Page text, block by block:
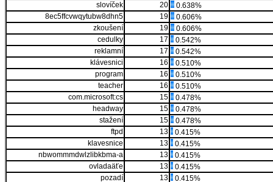
slovíček
20
0.638%
8ec5ffcvwqytubw8dhn5
19
0.606%
zkoušení
19
0.606%
cedulky
17
0.542%
reklamní
17
0.542%
klávesnici
16
0.510%
program
16
0.510%
teacher
16
0.510%
com.microsoft:cs
15
0.478%
headway
15
0.478%
stažení
15
0.478%
ftpd
13
0.415%
klavesnice
13
0.415%
nbwommmdwlzlibkbma-a
13
0.415%
ovladaäťe
13
0.415%
pozadí
13
0.415%